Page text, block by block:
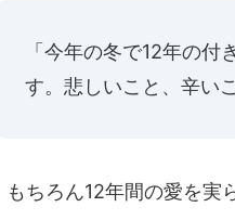
「今年の冬で12年の
す。悲しいこと、辛い
もちろん12年間の愛を実